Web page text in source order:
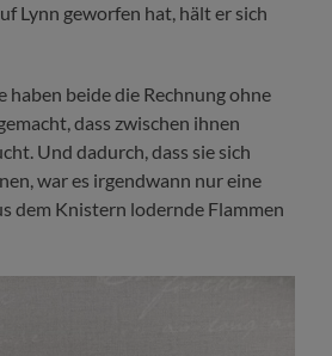
Lynn geworfen hat, hält er sich
haben beide die Rechnung ohne
dass zwischen ihnen
Und dadurch, dass sie sich
war es irgendwann nur eine
dem Knistern lodernde Flammen